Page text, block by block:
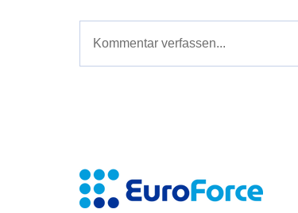
KUNDENBINDUNG ZU
STÄRKEN UND DIE TEAMS
IM SERVICEBEREICH ZU
Kommentar verfassen...